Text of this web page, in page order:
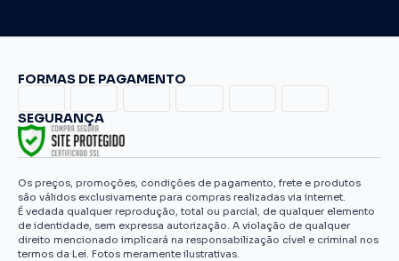
FORMAS DE PAGAMENTO
SEGURANÇA
Os preços, promoções, condições de pagamento, frete e produtos
são válidos exclusivamente para compras realizadas via internet.
É vedada qualquer reprodução, total ou parcial, de qualquer elemento
de identidade, sem expressa autorização. A violação de qualquer
direito mencionado implicará na responsabilização cível e criminal nos
termos da Lei. Fotos meramente ilustrativas.